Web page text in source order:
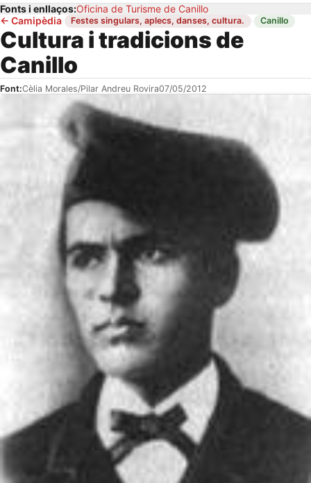
Fonts i enllaços:Oficina de Turisme de Canillo
← Camipèdia· Festes singulars, aplecs, danses, cultura. · Canillo
Cultura i tradicions de
Canillo
Font:Cèlia Morales/Pilar Andreu Rovira07/05/2012